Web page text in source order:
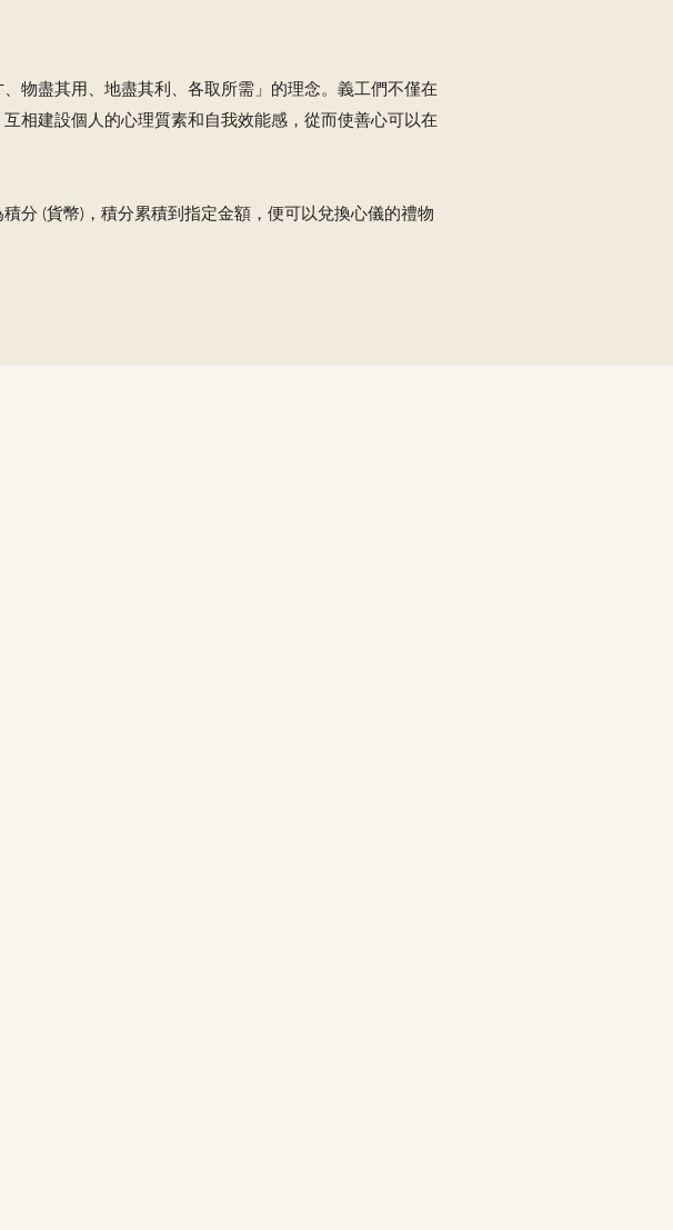
物盡其用、地盡其利、各取所需」的理念。義工們不僅在
相建設個人的心理質素和自我效能感，從而使善心可以在
分 (貨幣)，積分累積到指定金額，便可以兌換心儀的禮物